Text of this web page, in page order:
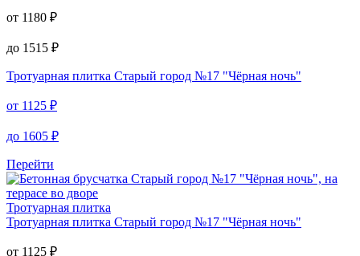
от 1180 ₽
до 1515 ₽
Тротуарная плитка Старый город №17 "Чёрная ночь"
от 1125 ₽
до 1605 ₽
Перейти
Тротуарная плитка
Тротуарная плитка Старый город №17 "Чёрная ночь"
от 1125 ₽